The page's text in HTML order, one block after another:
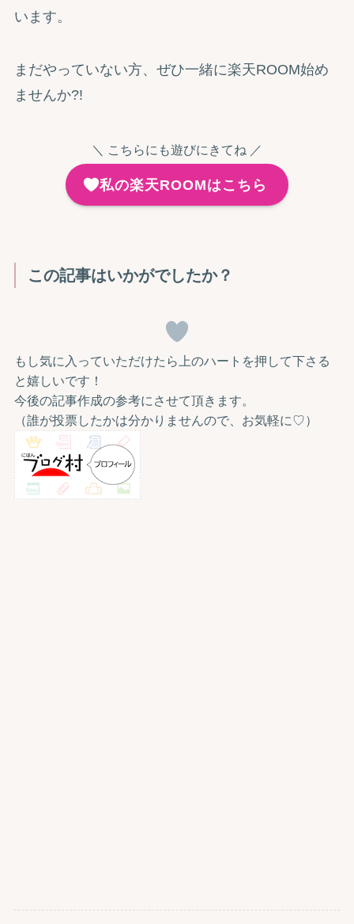
います。
まだやっていない方、ぜひ一緒に楽天ROOM始め
ませんか?!
＼ こちらにも遊びにきてね ／
私の楽天ROOMはこちら
この記事はいかがでしたか？
もし気に入っていただけたら上のハートを押して下さる
と嬉しいです！
今後の記事作成の参考にさせて頂きます。
（誰が投票したかは分かりませんので、お気軽に♡）